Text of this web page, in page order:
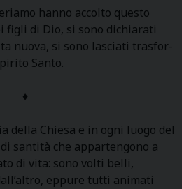
hanno accolto questo
figli di Dio, si sono dichiarati
nuova, si sono lasciati trasfor-
Santo.
♦
della Chiesa e in ogni luogo del
santità che appartengono a
di vita: sono volti belli,
eppure tutti animati